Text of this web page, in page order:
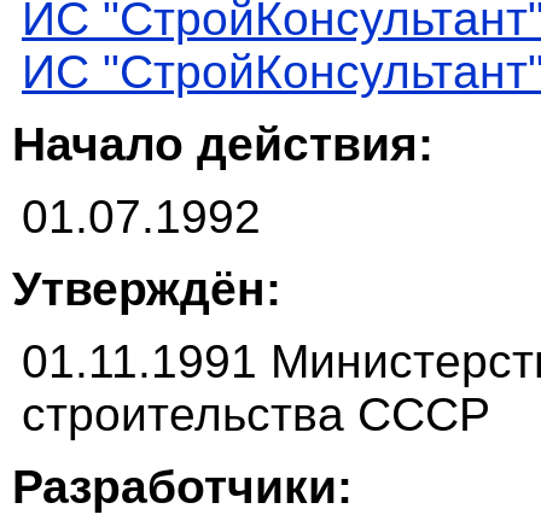
ИС
ИС
Начало действия:
01.07.1992
Утверждён:
01.11.1991
строительства СССР
Разработчики: